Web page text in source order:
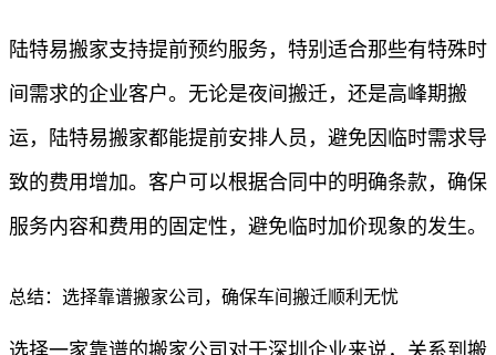
陆特易搬家支持提前预约服务，特别适合那些有特殊时
间需求的企业客户。无论是夜间搬迁，还是高峰期搬
运，陆特易搬家都能提前安排人员，避免因临时需求导
致的费用增加。客户可以根据合同中的明确条款，确保
服务内容和费用的固定性，避免临时加价现象的发生。
总结：选择靠谱搬家公司，确保车间搬迁顺利无忧
选择一家靠谱的搬家公司对于深圳企业来说，关系到搬